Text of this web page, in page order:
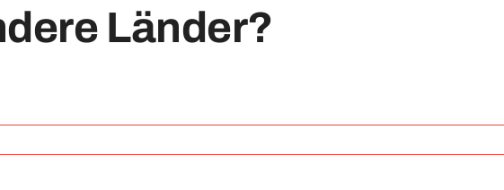
Länder?